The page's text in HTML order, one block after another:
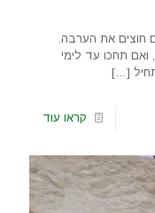
חוצים את הערבה.
תחכו עד לימי
[…]
קראו עוד